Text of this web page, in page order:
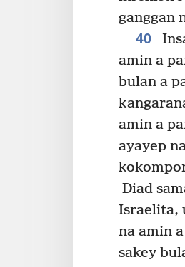
ganggan
40
amin a
bulan a
amin a
ayayep
Diad
Israelita,
na amin
sakey